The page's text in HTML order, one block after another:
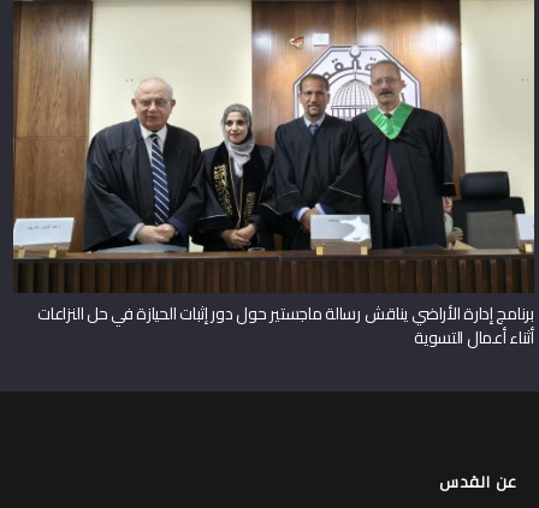
برنامج إدارة الأراضي يناقش رسالة ماجستير حول دور إثبات الحيازة في حل النزاعات
أثناء أعمال التسوية
عن القدس